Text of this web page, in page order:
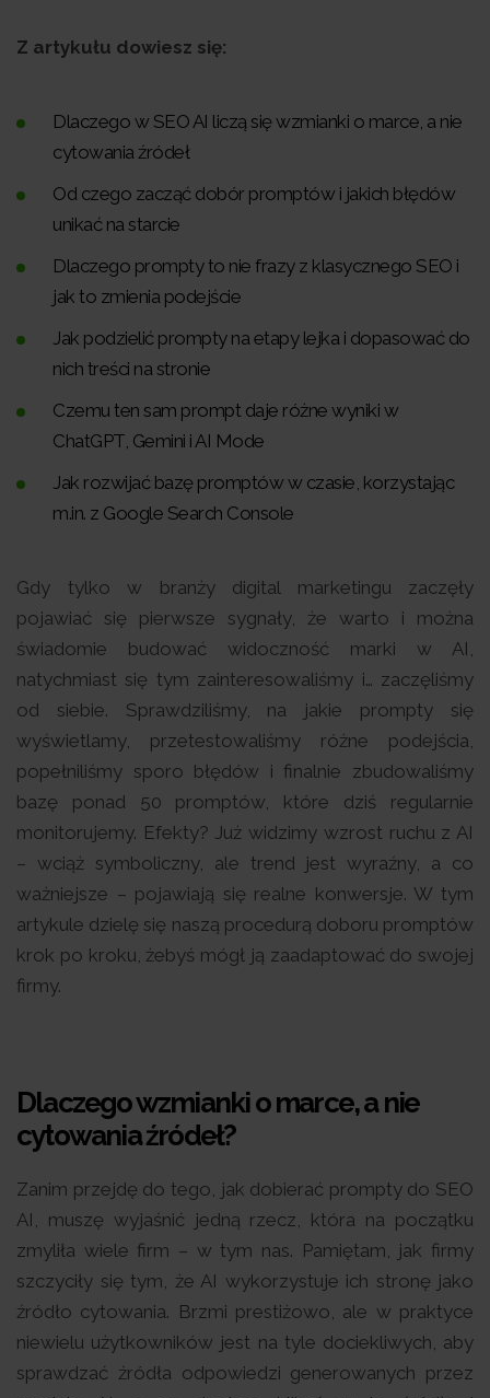
Z artykułu dowiesz się:
Dlaczego w SEO AI liczą się wzmianki o marce, a nie
cytowania źródeł
Od czego zacząć dobór promptów i jakich błędów
unikać na starcie
Dlaczego prompty to nie frazy z klasycznego SEO i
jak to zmienia podejście
Jak podzielić prompty na etapy lejka i dopasować do
nich treści na stronie
Czemu ten sam prompt daje różne wyniki w
ChatGPT, Gemini i AI Mode
Jak rozwijać bazę promptów w czasie, korzystając
m.in. z Google Search Console
Gdy tylko w branży digital marketingu zaczęły
pojawiać się pierwsze sygnały, że warto i można
świadomie budować widoczność marki w AI,
natychmiast się tym zainteresowaliśmy i… zaczęliśmy
od siebie. Sprawdziliśmy, na jakie prompty się
wyświetlamy, przetestowaliśmy różne podejścia,
popełniliśmy sporo błędów i finalnie zbudowaliśmy
bazę ponad 50 promptów, które dziś regularnie
monitorujemy. Efekty? Już widzimy wzrost ruchu z AI
– wciąż symboliczny, ale trend jest wyraźny, a co
ważniejsze – pojawiają się realne konwersje. W tym
artykule dzielę się naszą procedurą doboru promptów
krok po kroku, żebyś mógł ją zaadaptować do swojej
firmy.
Dlaczego wzmianki o marce, a nie
cytowania źródeł?
Zanim przejdę do tego, jak dobierać prompty do SEO
AI, muszę wyjaśnić jedną rzecz, która na początku
zmyliła wiele firm – w tym nas. Pamiętam, jak firmy
szczyciły się tym, że AI wykorzystuje ich stronę jako
źródło cytowania. Brzmi prestiżowo, ale w praktyce
niewielu użytkowników jest na tyle dociekliwych, aby
sprawdzać źródła odpowiedzi generowanych przez